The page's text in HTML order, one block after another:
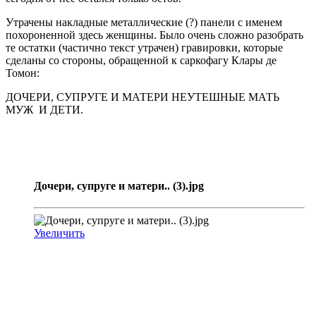
Утрачены накладные металлические (?) панели с именем
похороненной здесь женщины. Было очень сложно разобрать
те остатки (частично текст утрачен) гравировки, которые
сделаны со стороны, обращенной к саркофагу Клары де
Томон:
ДОЧЕРИ, СУПРУГЕ И МАТЕРИ НЕУТЕШНЫЕ МАТЬ
МУЖ И ДЕТИ.
Дочери, супруге и матери.. (3).jpg
Увеличить